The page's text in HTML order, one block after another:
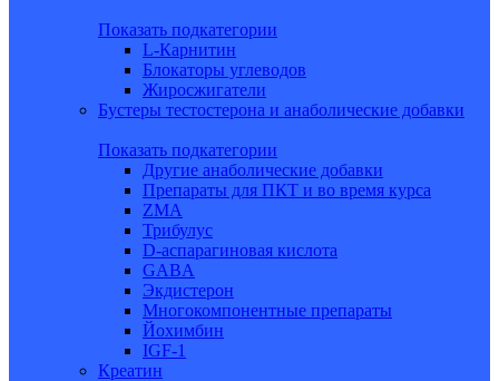
Показать подкатегории
L-Карнитин
Блокаторы углеводов
Жиросжигатели
Бустеры тестостерона и анаболические добавки
Показать подкатегории
Другие анаболические добавки
Препараты для ПКТ и во время курса
ZMA
Трибулус
D-аспарагиновая кислота
GABA
Экдистерон
Многокомпонентные препараты
Йохимбин
IGF-1
Креатин